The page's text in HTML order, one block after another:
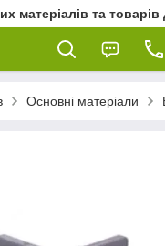
матеріалів та
Основні матеріали